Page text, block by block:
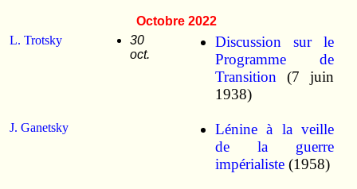
Octobre 2022
L. Trotsky
30
oct.
Discussion sur le
Programme de
Transition (7 juin
1938)
J. Ganetsky
Lénine à la veille
de la guerre
impérialiste(1958)